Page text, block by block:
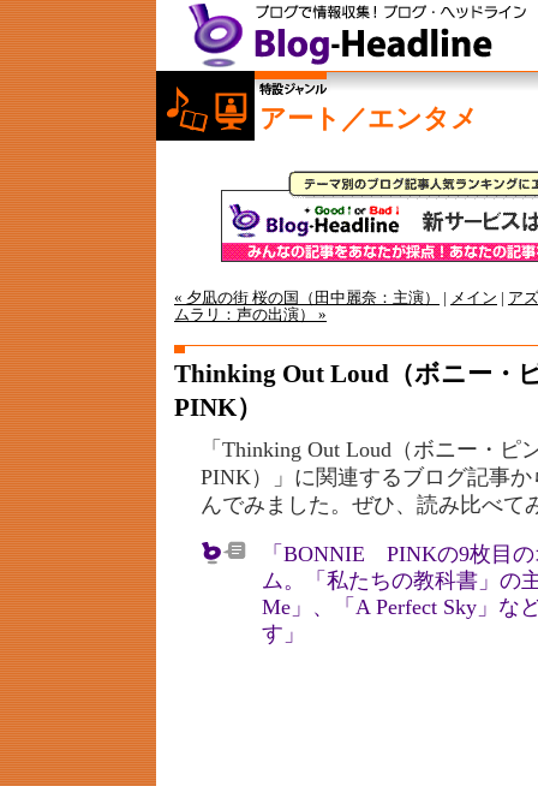
アート／エンタメ
« 夕凪の街 桜の国（田中麗奈：主演） メイン
ア
ムラリ：声の出演） »
Thinking Out Loud（ボニー・
PINK）
「Thinking Out Loud（ボニー・ピ
PINK）」に関連するブログ記事
んでみました。ぜひ、読み比べて
「BONNIE PINKの9枚目
ム。「私たちの教科書」
Me」、「A Perfect Sky」な
す」